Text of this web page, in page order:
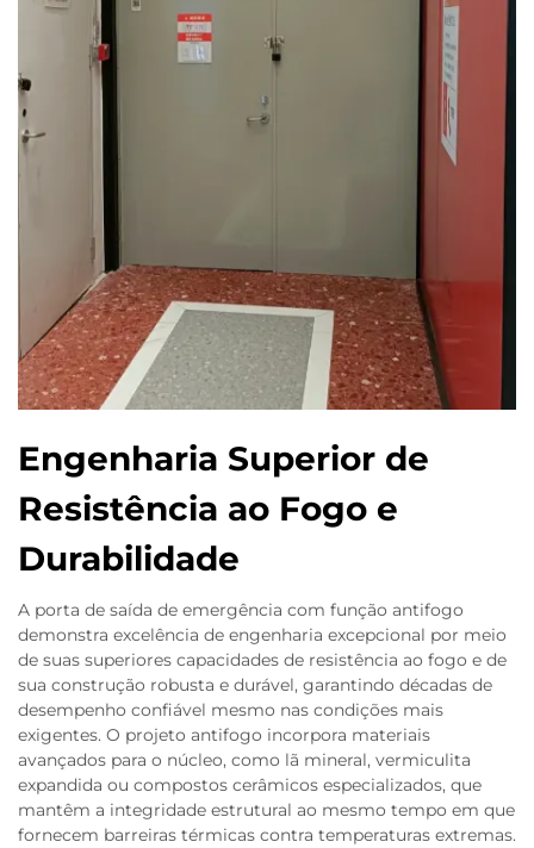
Engenharia Superior de
Resistência ao Fogo e
Durabilidade
A porta de saída de emergência com função antifogo
demonstra excelência de engenharia excepcional por meio
de suas superiores capacidades de resistência ao fogo e de
sua construção robusta e durável, garantindo décadas de
desempenho confiável mesmo nas condições mais
exigentes. O projeto antifogo incorpora materiais
avançados para o núcleo, como lã mineral, vermiculita
expandida ou compostos cerâmicos especializados, que
mantêm a integridade estrutural ao mesmo tempo em que
fornecem barreiras térmicas contra temperaturas extremas.